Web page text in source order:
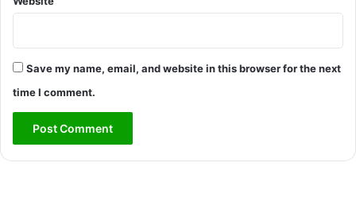
Save my name, email, and website in this browser for the next
time I comment.